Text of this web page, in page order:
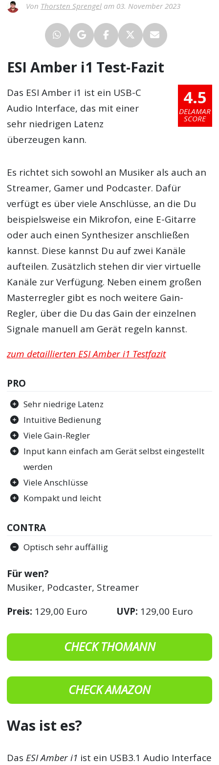
Von Thorsten Sprengelam 03. November 2023
ESI Amber i1 Test-Fazit
4.5
DELAMAR
SCORE
Das ESI Amber i1 ist ein USB-C
Audio Interface, das mit einer
sehr niedrigen Latenz
überzeugen kann.
Es richtet sich sowohl an Musiker als auch an
Streamer, Gamer und Podcaster. Dafür
verfügt es über viele Anschlüsse, an die Du
beispielsweise ein Mikrofon, eine E-Gitarre
oder auch einen Synthesizer anschließen
kannst. Diese kannst Du auf zwei Kanäle
aufteilen. Zusätzlich stehen dir vier virtuelle
Kanäle zur Verfügung. Neben einem großen
Masterregler gibt es noch weitere Gain-
Regler, über die Du das Gain der einzelnen
Signale manuell am Gerät regeln kannst.
zum detaillierten ESI Amber i1 Testfazit
PRO
Sehr niedrige Latenz
Intuitive Bedienung
Viele Gain-Regler
Input kann einfach am Gerät selbst eingestellt
werden
Viele Anschlüsse
Kompakt und leicht
CONTRA
Optisch sehr auffällig
Für wen?
Musiker, Podcaster, Streamer
Preis: 129,00 Euro UVP: 129,00 Euro
CHECK THOMANN
CHECK AMAZON
Was ist es?
Das ESI Amber i1 ist ein USB3.1 Audio Interface